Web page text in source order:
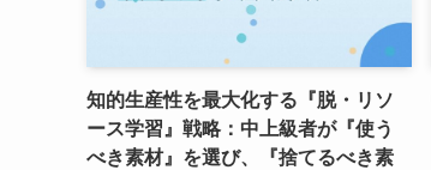
知的生産性を最大化する『脱・リソ
ース学習』戦略：中上級者が『使う
べき素材』を選び、『捨てるべき素